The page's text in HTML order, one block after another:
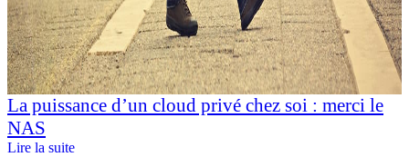
La puissance d’un cloud privé chez soi : merci le
NAS
Lire la suite